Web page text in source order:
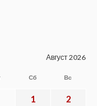
Август 2026
Сб Вс
1 2